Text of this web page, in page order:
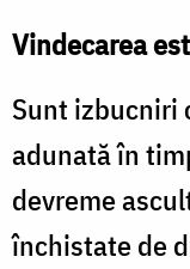
Vindecarea
Sunt izbucniri
adunată în
devreme
închistate de